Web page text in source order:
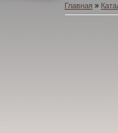
Главная »